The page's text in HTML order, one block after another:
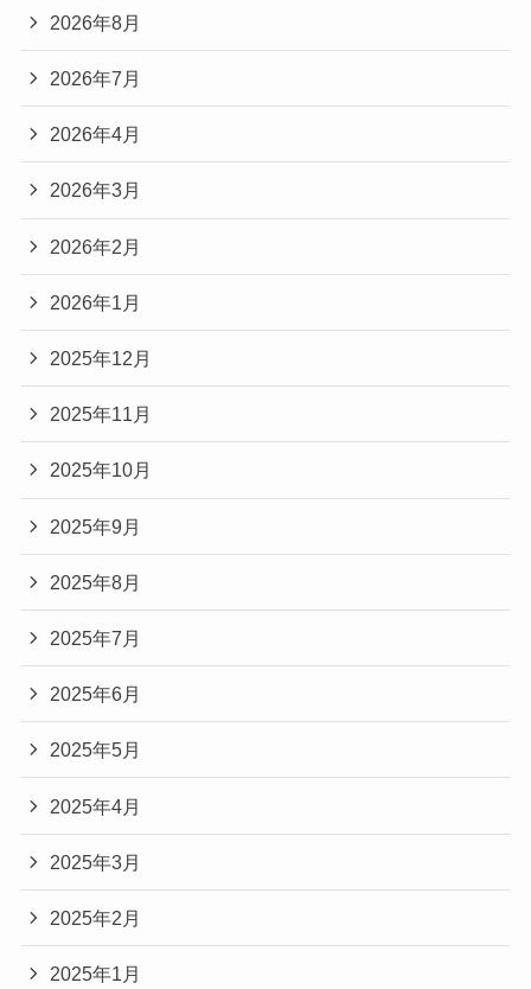
2026年8月
2026年7月
2026年4月
2026年3月
2026年2月
2026年1月
2025年12月
2025年11月
2025年10月
2025年9月
2025年8月
2025年7月
2025年6月
2025年5月
2025年4月
2025年3月
2025年2月
2025年1月